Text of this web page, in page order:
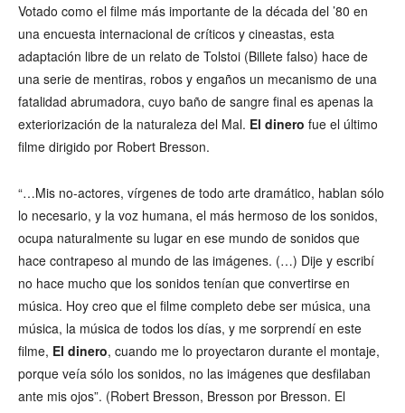
Votado como el filme más importante de la década del ’80 en
una encuesta internacional de críticos y cineastas, esta
adaptación libre de un relato de Tolstoi (Billete falso) hace de
una serie de mentiras, robos y engaños un mecanismo de una
fatalidad abrumadora, cuyo baño de sangre final es apenas la
exteriorización de la naturaleza del Mal. El dinero fue el último
filme dirigido por Robert Bresson.
“…Mis no-actores, vírgenes de todo arte dramático, hablan sólo
lo necesario, y la voz humana, el más hermoso de los sonidos,
ocupa naturalmente su lugar en ese mundo de sonidos que
hace contrapeso al mundo de las imágenes. (…) Dije y escribí
no hace mucho que los sonidos tenían que convertirse en
música. Hoy creo que el filme completo debe ser música, una
música, la música de todos los días, y me sorprendí en este
filme, El dinero, cuando me lo proyectaron durante el montaje,
porque veía sólo los sonidos, no las imágenes que desfilaban
ante mis ojos”. (Robert Bresson, Bresson por Bresson. El